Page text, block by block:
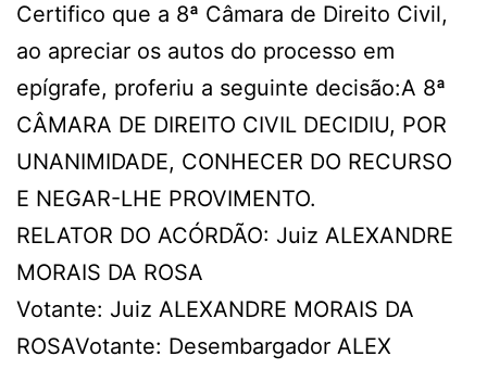
Certifico que a 8ª Câmara de Direito Civil,
ao apreciar os autos do processo em
epígrafe, proferiu a seguinte decisão:A 8ª
CÂMARA DE DIREITO CIVIL DECIDIU, POR
UNANIMIDADE, CONHECER DO RECURSO
E NEGAR-LHE PROVIMENTO.
RELATOR DO ACÓRDÃO: Juiz ALEXANDRE
MORAIS DA ROSA
Votante: Juiz ALEXANDRE MORAIS DA
ROSAVotante: Desembargador ALEX